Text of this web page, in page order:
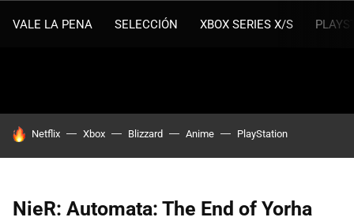
VALE LA PENA SELECCIÓN XBOX SERIES X/S
HOY SE HABLA DE
Netflix Xbox Blizzard Anime PlayStation
NieR: Automata: The End of Yorha